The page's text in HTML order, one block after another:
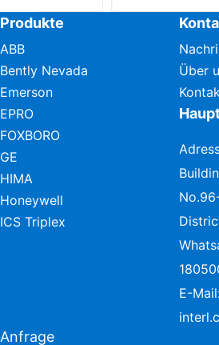
Produkte
ABB
Bently Nevada
Emerson
EPRO
FOXBORO
GE
HIMA
Honeywell
ICS Triplex
Über
E-
Anfrage